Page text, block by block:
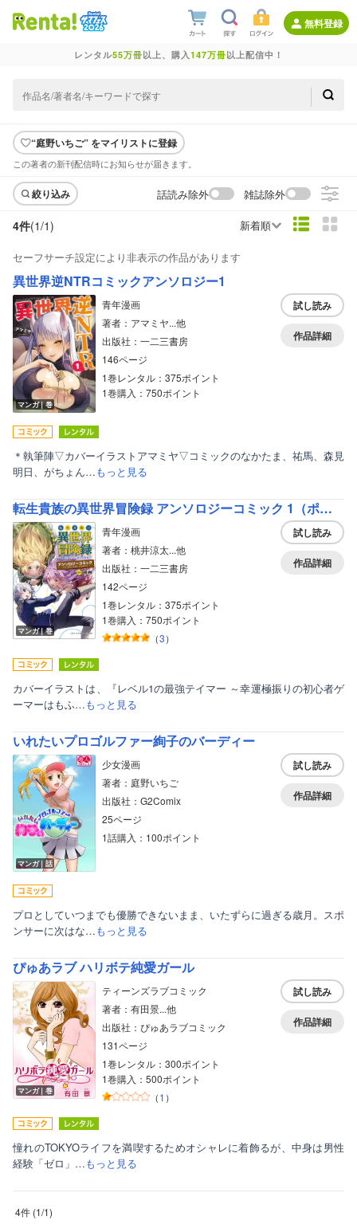
無料登録
レンタル55万冊以上、購入147万冊以上配信中！
“庭野いちご” をマイリストに登録
この著者の新刊配信時にお知らせが届きます。
絞り込み 話読み除外 雑誌除外
4件(1/1) 新着順
セーフサーチ設定により非表示の作品があります
異世界逆NTRコミックアンソロジー1
マンガ｜巻
青年漫画
著者：アマミヤ...他
出版社：一二三書房
146ページ
1巻レンタル：375ポイント
1巻購入：750ポイント
試し読み
作品詳細
＊執筆陣▽カバーイラストアマミヤ▽コミックのなかたま、祐馬、森見
明日、がちょん…もっと見る
転生貴族の異世界冒険録 アンソロジーコミック 1（ポルカコミックス）
マンガ｜巻
青年漫画
著者：桃井涼太...他
出版社：一二三書房
142ページ
1巻レンタル：375ポイント
1巻購入：750ポイント
（3）
試し読み
作品詳細
カバーイラストは、『レベル1の最強テイマー ～幸運極振りの初心者ゲ
ーマーはもふ…もっと見る
いれたいプロゴルファー絢子のバーディー
マンガ｜話
少女漫画
著者：庭野いちご
出版社：G2Comix
25ページ
1話購入：100ポイント
試し読み
作品詳細
プロとしていつまでも優勝できないまま、いたずらに過ぎる歳月。スポ
ンサーに次はな…もっと見る
ぴゅあラブ ハリボテ純愛ガール
マンガ｜巻
ティーンズラブコミック
著者：有田景...他
出版社：ぴゅあラブコミック
131ページ
1巻レンタル：300ポイント
1巻購入：500ポイント
（1 ）
試し読み
作品詳細
憧れのTOKYOライフを満喫するためオシャレに着飾るが、中身は男性
経験「ゼロ」…もっと見る
4件 (1/1)
ボーイズラブ
美女・美少女